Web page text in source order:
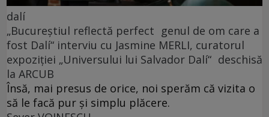
dalí
„Bucureștiul reflectă perfect genul de om care a
fost Dalí“ interviu cu Jasmine MERLI, curatorul
expoziției „Universului lui Salvador Dalí“ deschisă
la ARCUB
Însă, mai presus de orice, noi sperăm că vizita o
să le facă pur și simplu plăcere.